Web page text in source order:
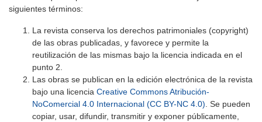
siguientes términos:
La revista conserva los derechos patrimoniales (copyright)
de las obras publicadas, y favorece y permite la
reutilización de las mismas bajo la licencia indicada en el
punto 2.
Las obras se publican en la edición electrónica de la revista
bajo una licencia Creative Commons Atribución-
NoComercial 4.0 Internacional (CC BY-NC 4.0). Se pueden
copiar, usar, difundir, transmitir y exponer públicamente,